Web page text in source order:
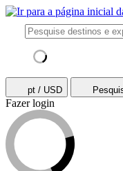
pt / USD
Fazer login